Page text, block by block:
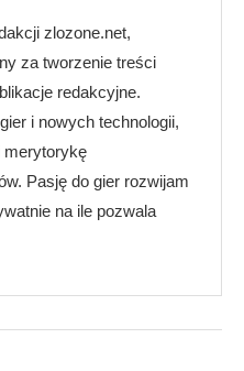
zlozone.net,
za tworzenie treści
redakcyjne.
i nowych technologii,
merytorykę
Pasję do gier rozwijam
na ile pozwala